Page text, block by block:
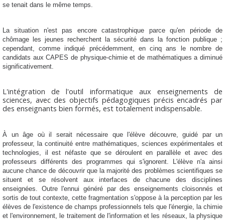
se tenait dans le même temps.
La situation n'est pas encore catastrophique parce qu'en période de
chômage les jeunes recherchent la sécurité dans la fonction publique ;
cependant, comme indiqué précédemment, en cinq ans le nombre de
candidats aux CAPES de physique-chimie et de mathématiques a diminué
significativement.
L'intégration de l'outil informatique aux enseignements de
sciences, avec des objectifs pédagogiques précis encadrés par
des enseignants bien formés, est totalement indispensable.
À un âge où il serait nécessaire que l'élève découvre, guidé par un
professeur, la continuité entre mathématiques, sciences expérimentales et
technologies , il est néfaste que se déroulent en parallèle et avec des
professeurs différents des programmes qui s'ignorent. L'élève n'a ainsi
aucune chance de découvrir que la majorité des problèmes scientifiques se
situent et se résolvent aux interfaces de chacune des disciplines
enseignées. Outre l'ennui généré par des enseignements cloisonnés et
sortis de tout contexte, cette fragmentation s'oppose à la perception par les
élèves de l'existence de champs professionnels tels que l'énergie, la chimie
et l'environnement, le traitement de l'information et les réseaux, la physique